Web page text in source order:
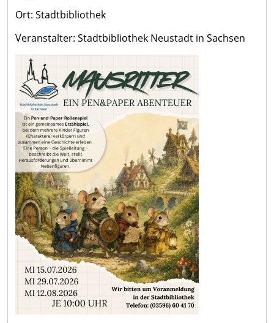
Ort: Stadtbibliothek
Veranstalter: Stadtbibliothek Neustadt in Sachsen